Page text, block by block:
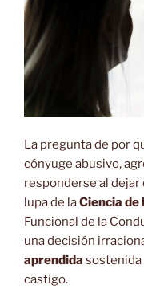
La pregunta de por
cónyuge abusivo,
responderse al dejar
lupa de laCiencia de
Funcional de la
una decisión
aprendida sostenida
castigo.